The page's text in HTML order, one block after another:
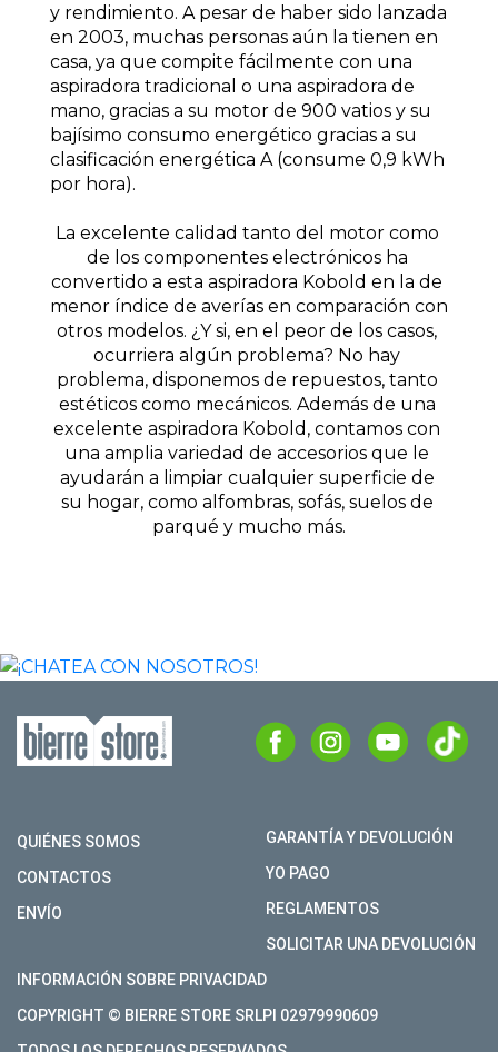
y rendimiento. A pesar de haber sido lanzada
en 2003, muchas personas aún la tienen en
casa, ya que compite fácilmente con una
aspiradora tradicional o una aspiradora de
mano, gracias a su motor de 900 vatios y su
bajísimo consumo energético gracias a su
clasificación energética A (consume 0,9 kWh
por hora).
La excelente calidad tanto del motor como
de los componentes electrónicos ha
convertido a esta aspiradora Kobold en la de
menor índice de averías en comparación con
otros modelos. ¿Y si, en el peor de los casos,
ocurriera algún problema? No hay
problema, disponemos de repuestos, tanto
estéticos como mecánicos. Además de una
excelente aspiradora Kobold, contamos con
una amplia variedad de accesorios que le
ayudarán a limpiar cualquier superficie de
su hogar, como alfombras, sofás, suelos de
parqué y mucho más.
CONTÁCTANOS POR WHATSAPP PARA
CHARLAR
QUIÉNES SOMOS
CONTACTOS
ENVÍO
GARANTÍA Y DEVOLUCIÓN
YO PAGO
REGLAMENTOS
SOLICITAR UNA DEVOLUCIÓN
INFORMACIÓN SOBRE PRIVACIDAD
COPYRIGHT © BIERRE STORE SRLPI 02979990609